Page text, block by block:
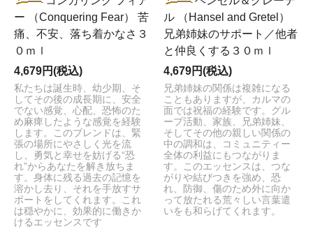
ー （Conquering Fear） 苦
痛、不安、落ち着かなさ３
０ｍｌ
4,679円(税込)
私たちは誕生時、幼少期、そ
してその後の成長期に、安全
でない感覚、心配、恐怖のた
め麻痺したような感覚を経験
します。このブレンドは、緊
張の場所にやさしく光を流
し、勇気と幸せを妨げる“恐
れ”からあなたを解き放ちま
す。身体に残る過去の記憶を
溶かし去り、それを手放すサ
ポートをしてくれます。これ
は穏やかに、効果的に働きか
けるエッセンスです
ル （Hansel and Gretel）
兄弟姉妹のサポート／他者
と仲良くする３０ｍｌ
4,679円(税込)
兄弟姉妹の関係は複雑になる
こともありますが、カルマの
面では祝福の経験です。グル
ープ活動、家族、兄弟姉妹、
そしてその他の親しい関係の
中の調和は、コミュニティー
全体の利益にもつながりま
す。このエッセンスは、つな
がりや結びつきを強め、恐
れ、防御、傷のため外に向か
って放たれる荒々しい言葉遣
いをも和らげてくれます。